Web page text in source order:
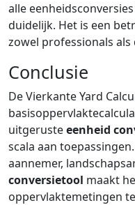
alle
duidelijk. Het is een
zowel professionals
Conclusie
De Vierkante Yard
uitgerusteeenheid
scala aan
aannemer,
conversietool maakt
oppervlaktemetingen